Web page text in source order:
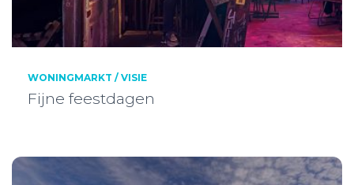
WONINGMARKT / VISIE
Fijne feestdagen